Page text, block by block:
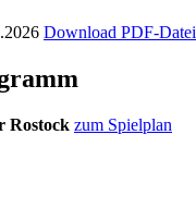
Download PDF-Datei
Rostock zum Spielplan